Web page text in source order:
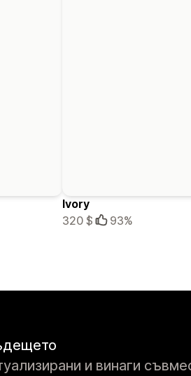
Ivory
320 $
93%
и винаги